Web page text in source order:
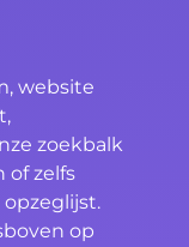
website
zoekbalk
of zelfs
op